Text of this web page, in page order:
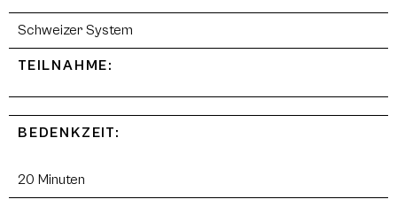
Schweizer System
TEILNAHME:
BEDENKZEIT:
20 Minuten